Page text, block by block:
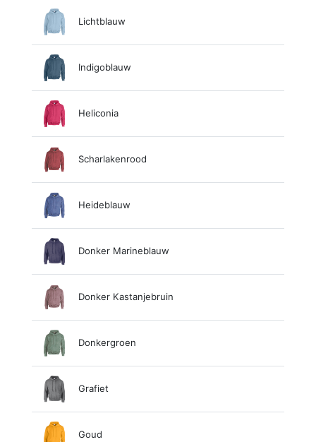
Lichtblauw
Indigoblauw
Heliconia
Scharlakenrood
Heideblauw
Donker Marineblauw
Donker Kastanjebruin
Donkergroen
Grafiet
Goud